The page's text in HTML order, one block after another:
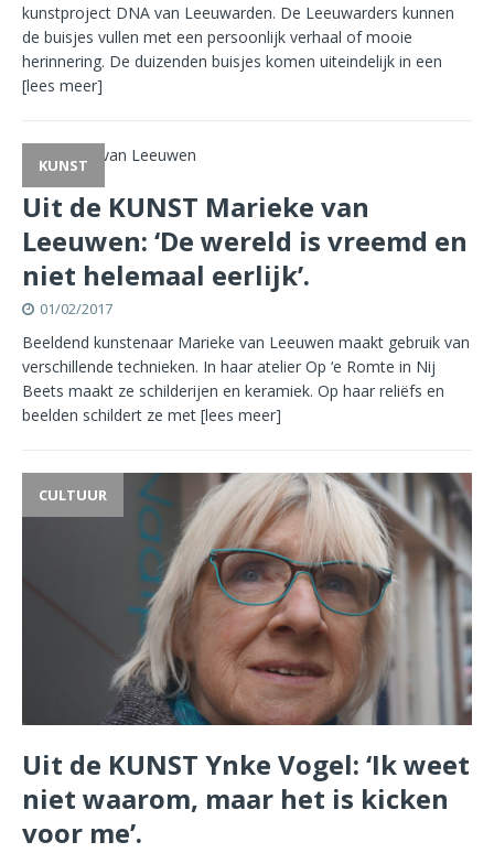
kunstproject DNA van Leeuwarden. De Leeuwarders kunnen
de buisjes vullen met een persoonlijk verhaal of mooie
herinnering. De duizenden buisjes komen uiteindelijk in een
[lees meer]
KUNST
Uit de KUNST Marieke van
Leeuwen: ‘De wereld is vreemd en
niet helemaal eerlijk’.
01/02/2017
Beeldend kunstenaar Marieke van Leeuwen maakt gebruik van
verschillende technieken. In haar atelier Op ‘e Romte in Nij
Beets maakt ze schilderijen en keramiek. Op haar reliëfs en
beelden schildert ze met [lees meer]
CULTUUR
Uit de KUNST Ynke Vogel: ‘Ik weet
niet waarom, maar het is kicken
voor me’.